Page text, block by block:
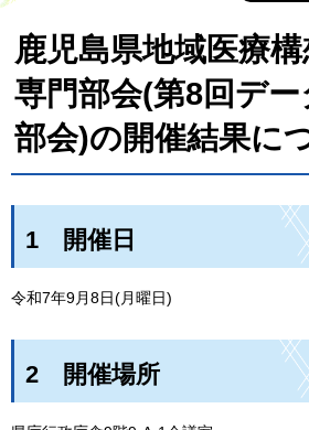
鹿児島県地域医療
専門部会(第8回デ
部会)の開催結果に
1 開催日
令和7年9月8日(月曜日)
2 開催場所